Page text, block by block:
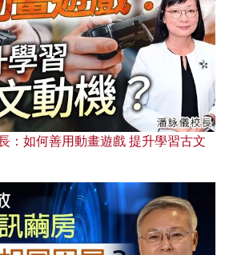
：如何善用動畫遊戲 提升學習古文